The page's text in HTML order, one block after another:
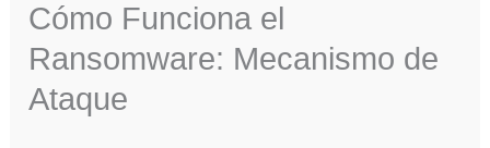
Cómo Funciona el
Ransomware: Mecanismo de
Ataque